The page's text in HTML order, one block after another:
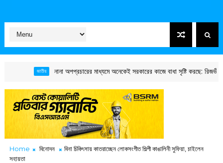
নানা অপপ্রচারের মাধ্যমে অনেকেই সরকারের কাজে বাধা সৃষ্টি করছে: রিজভী
Home বিনোদন
বিনা চিকিৎসায় কাতরাচ্ছেন লোকসংগীত শিল্পী কাঙালিনী সুফিয়া, চাইলেন
সহায়তা